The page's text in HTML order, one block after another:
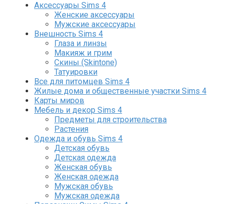
Аксессуары Sims 4
Женские аксессуары
Мужские аксессуары
Внешность Sims 4
Глаза и линзы
Макияж и грим
Скины (Skintone)
Татуировки
Все для питомцев Sims 4
Жилые дома и общественные участки Sims 4
Карты миров
Мебель и декор Sims 4
Предметы для строительства
Растения
Одежда и обувь Sims 4
Детская обувь
Детская одежда
Женская обувь
Женская одежда
Мужская обувь
Мужская одежда